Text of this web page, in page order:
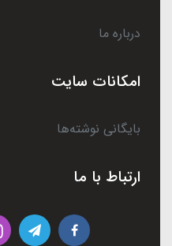
درباره ما
امکانات سایت
بایگانی نوشته‌ها
ارتباط با ما